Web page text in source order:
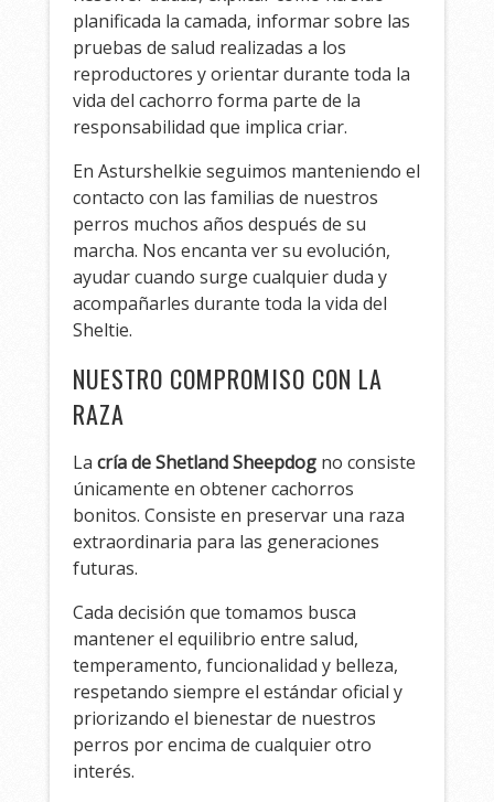
planificada la camada, informar sobre las
pruebas de salud realizadas a los
reproductores y orientar durante toda la
vida del cachorro forma parte de la
responsabilidad que implica criar.
En Asturshelkie seguimos manteniendo el
contacto con las familias de nuestros
perros muchos años después de su
marcha. Nos encanta ver su evolución,
ayudar cuando surge cualquier duda y
acompañarles durante toda la vida del
Sheltie.
NUESTRO COMPROMISO CON LA
RAZA
Lacría de Shetland Sheepdog no consiste
únicamente en obtener cachorros
bonitos. Consiste en preservar una raza
extraordinaria para las generaciones
futuras.
Cada decisión que tomamos busca
mantener el equilibrio entre salud,
temperamento, funcionalidad y belleza,
respetando siempre el estándar oficial y
priorizando el bienestar de nuestros
perros por encima de cualquier otro
interés.